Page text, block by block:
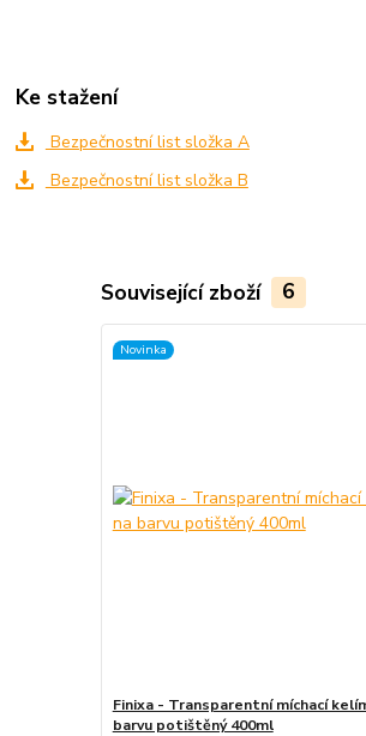
Ke stažení
Bezpečnostní list složka A
Bezpečnostní list složka B
Související zboží 6
Novinka
Finixa - Transparentní míchací
barvu potištěný 400ml